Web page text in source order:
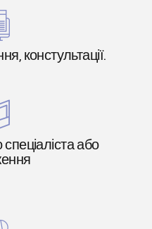
констультації.
або